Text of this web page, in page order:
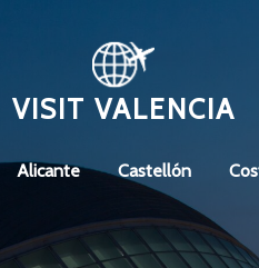
VISIT VALENCIA
Alicante Castellón